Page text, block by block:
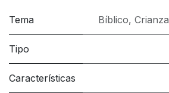
Tema Bíblico, Crianza
Tipo
Características